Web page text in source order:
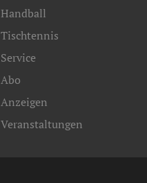
Handball
Tischtennis
Service
Abo
Anzeigen
Veranstaltungen